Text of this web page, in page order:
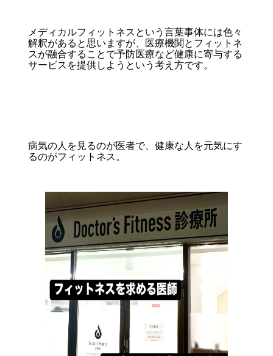
メディカルフィットネスという言葉事体には色々
解釈があると思いますが、医療機関とフィットネ
スが融合することで予防医療など健康に寄与する
サービスを提供しようという考え方です。
病気の人を見るのが医者で、健康な人を元気にす
るのがフィットネス。